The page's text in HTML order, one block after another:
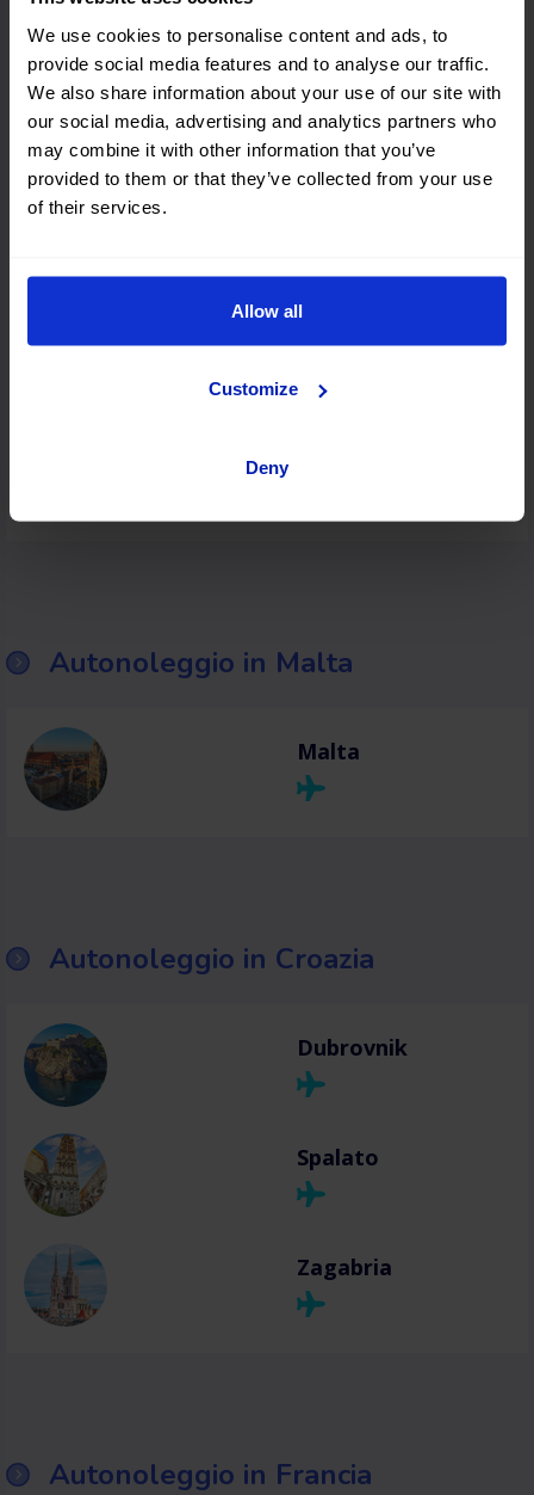
We use cookies to personalise content and ads, to
provide social media features and to analyse our traffic.
We also share information about your use of our site with
our social media, advertising and analytics partners who
may combine it with other information that you’ve
provided to them or that they’ve collected from your use
of their services.
Allow all
Customize
Deny
Rodi
Atene
Autonoleggio in Malta
Malta
Autonoleggio in Croazia
Dubrovnik
Spalato
Zagabria
Autonoleggio in Francia